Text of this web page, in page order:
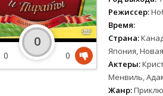
Режиссер:
Время:
Страна:
Япония,
Актеры:
Менвиль,
Жанр:
0
0
0